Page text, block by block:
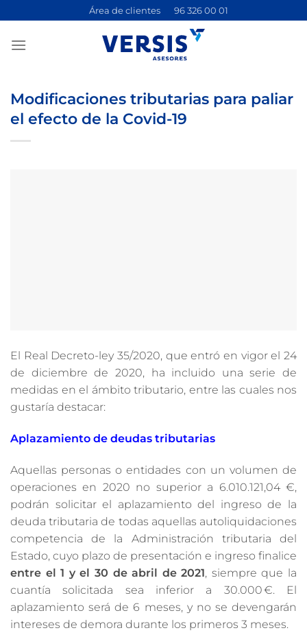
contenido
Área de clientes 96 326 00 01
Modificaciones tributarias para paliar
el efecto de la Covid-19
El Real Decreto-ley 35/2020, que entró en vigor el 24
de diciembre de 2020, ha incluido una serie de
medidas en el ámbito tributario, entre las cuales nos
gustaría destacar:
Aplazamiento de deudas tributarias
Aquellas personas o entidades con un volumen de
operaciones en 2020 no superior a 6.010.121,04 €,
podrán solicitar el aplazamiento del ingreso de la
deuda tributaria de todas aquellas autoliquidaciones
competencia de la Administración tributaria del
Estado, cuyo plazo de presentación e ingreso finalice
entre el 1 y el 30 de abril de 2021, siempre que la
cuantía solicitada sea inferior a 30.000 €. El
aplazamiento será de 6 meses, y no se devengarán
intereses de demora durante los primeros 3 meses.